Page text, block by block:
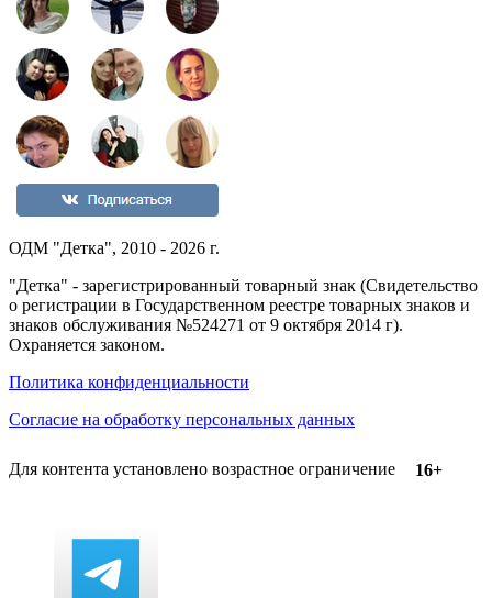
ОДМ "Детка", 2010 - 2026 г.
"Детка" - зарегистрированный товарный знак (Свидетельство
о регистрации в Государственном реестре товарных знаков и
знаков обслуживания №524271 от 9 октября 2014 г).
Охраняется законом.
Политика конфиденциальности
Согласие на обработку персональных данных
Для контента установлено возрастное ограничение 16+